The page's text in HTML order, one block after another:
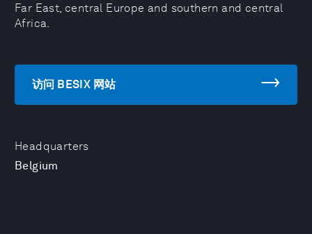
Headquarters
Belgium
Far East, central Europe and southern and central
Africa.
访问 BESIX 网站